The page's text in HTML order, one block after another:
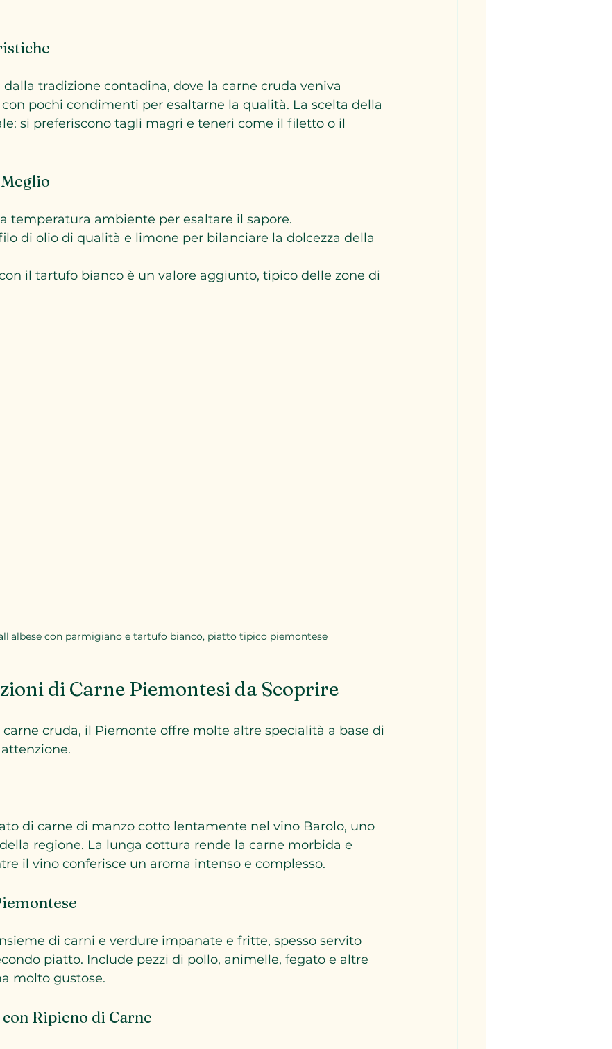
tradizione contadina, dove la carne cruda veniva
pochi condimenti per esaltarne la qualità. La scelta della
si preferiscono tagli magri e teneri come il filetto o il
temperatura ambiente per esaltare il sapore.
di olio di qualità e limone per bilanciare la dolcezza della
il tartufo bianco è un valore aggiunto, tipico delle zone di
con parmigiano e tartufo bianco, piatto tipico piemontese
di Carne Piemontesi da Scoprire
cruda, il Piemonte offre molte altre specialità a base di
di carne di manzo cotto lentamente nel vino Barolo, uno
regione. La lunga cottura rende la carne morbida e
il vino conferisce un aroma intenso e complesso.
di carni e verdure impanate e fritte, spesso servito
piatto. Include pezzi di pollo, animelle, fegato e altre
molto gustose.
Ripieno di Carne